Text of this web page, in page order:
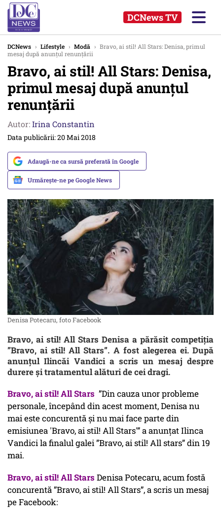
DCNews TV
DCNews › Lifestyle › Modă › Bravo, ai stil! All Stars: Denisa, primul
mesaj după anunțul renunțării
Bravo, ai stil! All Stars: Denisa,
primul mesaj după anunțul
renunțării
Autor:Irina Constantin
Data publicării: 20 Mai 2018
Adaugă-ne ca sursă preferată în Google
Urmărește-ne pe Google News
Denisa Potecaru, foto Facebook
Bravo, ai stil! All Stars Denisa a părăsit competiția
”Bravo, ai stil! All Stars”. A fost alegerea ei. După
anunțul Ilincăi Vandici a scris un mesaj despre
durere și tratamentul alături de cei dragi.
Bravo, ai stil! All Stars ”Din cauza unor probleme
personale, începând din acest moment, Denisa nu
mai este concurentă și nu mai face parte din
emisiunea 'Bravo, ai stil! All Stars'” a anunțat Ilinca
Vandici la finalul galei ”Bravo, ai stil! All stars” din 19
mai.
Bravo, ai stil! All Stars Denisa Potecaru, acum fostă
concurentă ”Bravo, ai stil! All Stars”, a scris un mesaj
pe Facebook: